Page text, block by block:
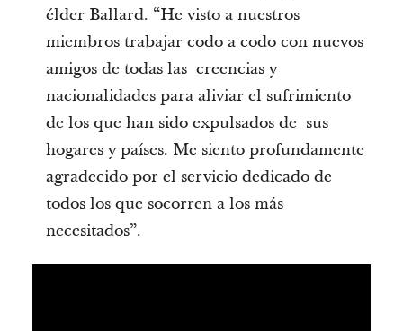
élder Ballard. “He visto a nuestros
miembros trabajar codo a codo con nuevos
amigos de todas las creencias y
nacionalidades para aliviar el sufrimiento
de los que han sido expulsados de sus
hogares y países. Me siento profundamente
agradecido por el servicio dedicado de
todos los que socorren a los más
necesitados”.